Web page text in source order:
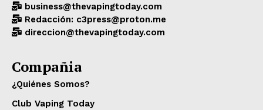
business@thevapingtoday.com
Redacción: c3press@proton.me
direccion@thevapingtoday.com
Compañia
¿Quiénes Somos?
Club Vaping Today